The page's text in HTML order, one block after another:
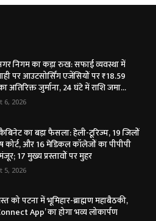
निगम का कड़ा रुख: सफाई व्यवस्था में
पर आउटसोर्सिंग एजेंसियों पर ₹18.59
अतिरिक्त जुर्माना, 24 घंटे में राशि जमा...
6, 2026
का बड़ा फैसला: हेली-टूरिज्म, 19 जिलों
कोर्ट, और 16 मेडिकल कॉलेजों का पीपीपी
17 मुख्य प्रस्तावों पर मुहर
5, 2026
को पटना में भूमिहार-ब्राह्मण महाबैठकी,
App’ का होगा भव्य लोकार्पण